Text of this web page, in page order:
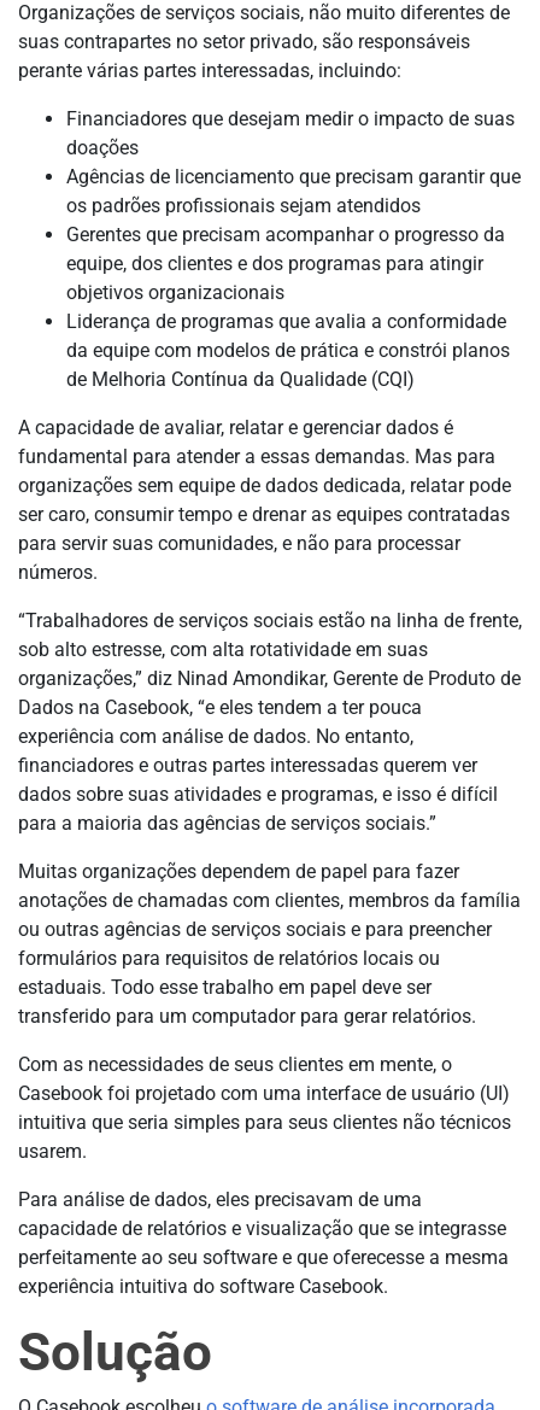
Organizações de serviços sociais, não muito diferentes de
suas contrapartes no setor privado, são responsáveis
perante várias partes interessadas, incluindo:
Financiadores que desejam medir o impacto de suas
doações
Agências de licenciamento que precisam garantir que
os padrões profissionais sejam atendidos
Gerentes que precisam acompanhar o progresso da
equipe, dos clientes e dos programas para atingir
objetivos organizacionais
Liderança de programas que avalia a conformidade
da equipe com modelos de prática e constrói planos
de Melhoria Contínua da Qualidade (CQI)
A capacidade de avaliar, relatar e gerenciar dados é
fundamental para atender a essas demandas. Mas para
organizações sem equipe de dados dedicada, relatar pode
ser caro, consumir tempo e drenar as equipes contratadas
para servir suas comunidades, e não para processar
números.
“Trabalhadores de serviços sociais estão na linha de frente,
sob alto estresse, com alta rotatividade em suas
organizações,” diz Ninad Amondikar, Gerente de Produto de
Dados na Casebook, “e eles tendem a ter pouca
experiência com análise de dados. No entanto,
financiadores e outras partes interessadas querem ver
dados sobre suas atividades e programas, e isso é difícil
para a maioria das agências de serviços sociais.”
Muitas organizações dependem de papel para fazer
anotações de chamadas com clientes, membros da família
ou outras agências de serviços sociais e para preencher
formulários para requisitos de relatórios locais ou
estaduais. Todo esse trabalho em papel deve ser
transferido para um computador para gerar relatórios.
Com as necessidades de seus clientes em mente, o
Casebook foi projetado com uma interface de usuário (UI)
intuitiva que seria simples para seus clientes não técnicos
usarem.
Para análise de dados, eles precisavam de uma
capacidade de relatórios e visualização que se integrasse
perfeitamente ao seu software e que oferecesse a mesma
experiência intuitiva do software Casebook.
Solução